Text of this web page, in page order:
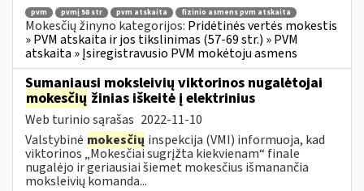
pvm pvmį 58 str pvm atskaita fizinio asmens pvm atskaita
Mokesčių žinyno kategorijos: Pridėtinės vertės mokestis
» PVM atskaita ir jos tikslinimas (57-69 str.) » PVM
atskaita » Įsiregistravusio PVM mokėtoju asmens
Sumaniausi moksleivių viktorinos nugalėtojai
mokesčių žinias iškeitė į elektrinius
Web turinio sąrašas 2022-11-10
Valstybinė mokesčių inspekcija (VMI) informuoja, kad
viktorinos „Mokesčiai sugrįžta kiekvienam“ finale
nugalėjo ir geriausiai šiemet mokesčius išmanančia
moksleivių komanda...